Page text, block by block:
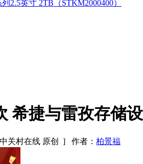
2.5英寸 2TB（STKM2000400）
希捷与雷孜存储
关村在线 原创 ] 作者： 柏景福